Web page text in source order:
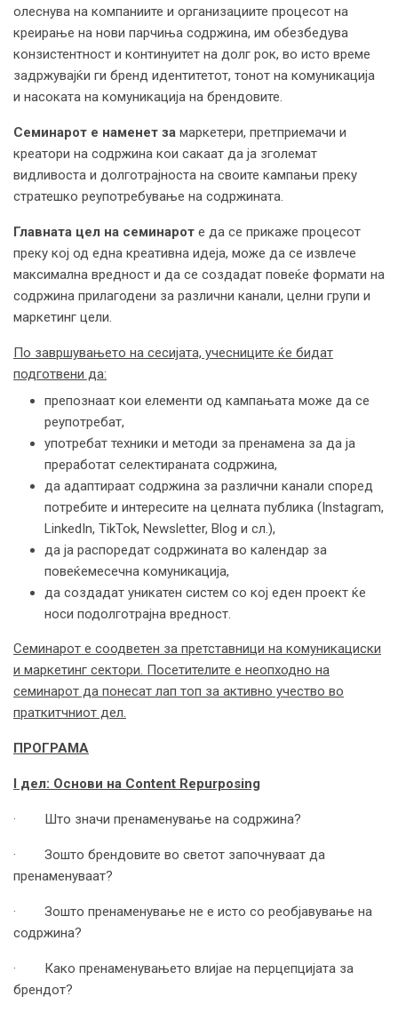
олеснува на компаниите и организациите процесот на
креирање на нови парчиња содржина, им обезбедува
конзистентност и континуитет на долг рок, во исто време
задржувајќи ги бренд идентитетот, тонот на комуникација
и насоката на комуникација на брендовите.
Семинарот е наменет за маркетери, претприемачи и
креатори на содржина кои сакаат да ја зголемат
видливоста и долготрајноста на своите кампањи преку
стратешко реупотребување на содржината.
Главната цел на семинарот е да се прикаже процесот
преку кој од една креативна идеја, може да се извлече
максимална вредност и да се создадат повеќе формати на
содржина прилагодени за различни канали, целни групи и
маркетинг цели.
По завршувањето на сесијата, учесниците ќе бидат
подготвени да:
препознаат кои елементи од кампањата може да се
реупотребат,
употребат техники и методи за пренамена за да ја
преработат селектираната содржина,
да адаптираат содржина за различни канали според
потребите и интересите на целната публика (Instagram,
LinkedIn, TikTok, Newsletter, Blog и сл.),
да ја распоредат содржината во календар за
повеќемесечна комуникација,
да создадат уникатен систем со кој еден проект ќе
носи подолготрајна вредност.
Семинарот е соодветен за претставници на комуникациски
и маркетинг сектори. Посетителите е неопходно на
семинарот да понесат лап топ за активно учество во
праткитчниот дел.
ПРОГРАМА
I дел: Основи на Content Repurposing
· Што значи пренаменување на содржина?
· Зошто брендовите во светот започнуваат да
пренаменуваат?
· Зошто пренаменување не е исто со реобјавување на
содржина?
· Како пренаменувањето влијае на перцепцијата за
брендот?